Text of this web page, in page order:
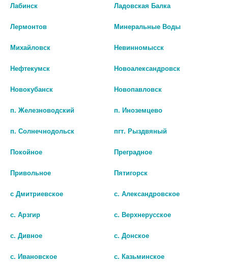
Лабинск Ладовская Балка
Лермонтов Минеральные Воды
Михайловск Невинномысск
Нефтекумск Новоалександровск
Новокубанск Новопавловск
п. Железноводский п. Иноземцево
п. Солнечнодольск пгт. Рыздвяный
Покойное Преградное
Привольное Пятигорск
с Дмитриевское с. Александровское
с. Арзгир с. Верхнерусское
с. Дивное с. Донское
с. Ивановское с. Казьминское